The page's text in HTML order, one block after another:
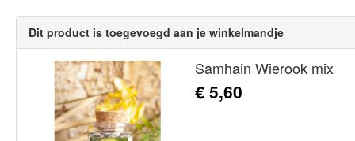
Dit product is toegevoegd aan je winkelmandje
Samhain Wierook mix
€ 5,60